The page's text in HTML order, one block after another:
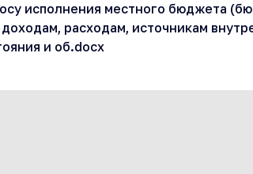
исполнения местного бюджета
расходам, источникам
и об.docx